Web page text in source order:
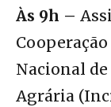
Às 9h –
Nacional
Agrária